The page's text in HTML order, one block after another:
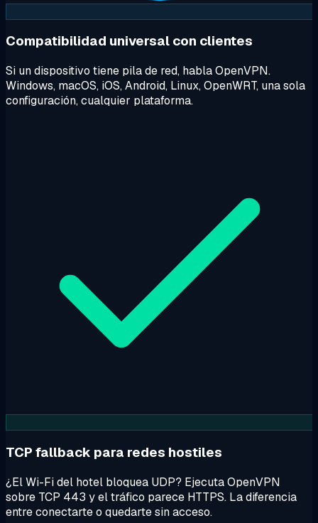
Compatibilidad universal con clientes
Si un dispositivo tiene pila de red, habla OpenVPN.
Windows, macOS, iOS, Android, Linux, OpenWRT, una sola
configuración, cualquier plataforma.
TCP fallback para redes hostiles
¿El Wi-Fi del hotel bloquea UDP? Ejecuta OpenVPN
sobre TCP 443 y el tráfico parece HTTPS. La diferencia
entre conectarte o quedarte sin acceso.